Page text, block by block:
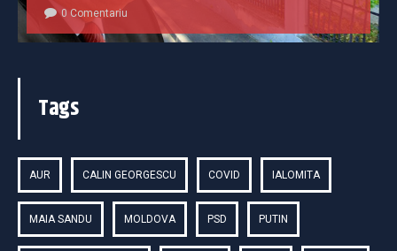
0 Comentariu
Tags
AUR CALIN GEORGESCU COVID IALOMITA
MAIA SANDU MOLDOVA PSD PUTIN